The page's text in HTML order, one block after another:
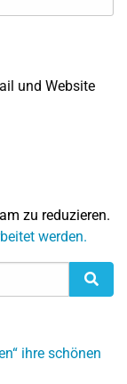
und Website
zu reduzieren.
werden.
ihre schönen